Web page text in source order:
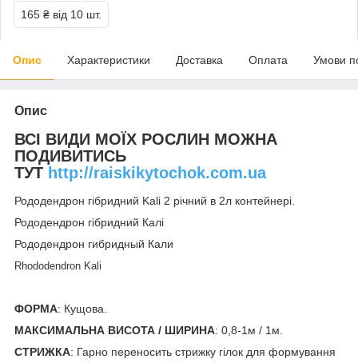
165 ₴ від 10 шт.
Опис Характеристики Доставка Оплата Умови
Опис
ВСІ ВИДИ МОЇХ РОСЛИН МОЖНА
ПОДИВИТИСЬ
ТУТ http://raiskikytochok.com.ua
Рододендрон гібридний Kali 2 річний в 2л контейнері.
Рододендрон гібридний Калі
Рододендрон гибридный Кали
Rhododendron Kali
ФОРМА: Кущова.
МАКСИМАЛЬНА ВИСОТА / ШИРИНА: 0,8-1м / 1м.
СТРИЖКА: Гарно переносить стрижку гілок для формування